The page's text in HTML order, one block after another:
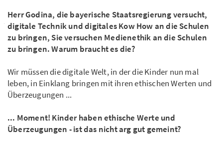
Herr Godina, die bayerische Staatsregierung versucht,
digitale Technik und digitales Kow How an die Schulen
zu bringen, Sie versuchen Medienethik an die Schulen
zu bringen. Warum braucht es die?
Wir müssen die digitale Welt, in der die Kinder nun mal
leben, in Einklang bringen mit ihren ethischen Werten und
Überzeugungen ...
... Moment! Kinder haben ethische Werte und
Überzeugungen - ist das nicht arg gut gemeint?